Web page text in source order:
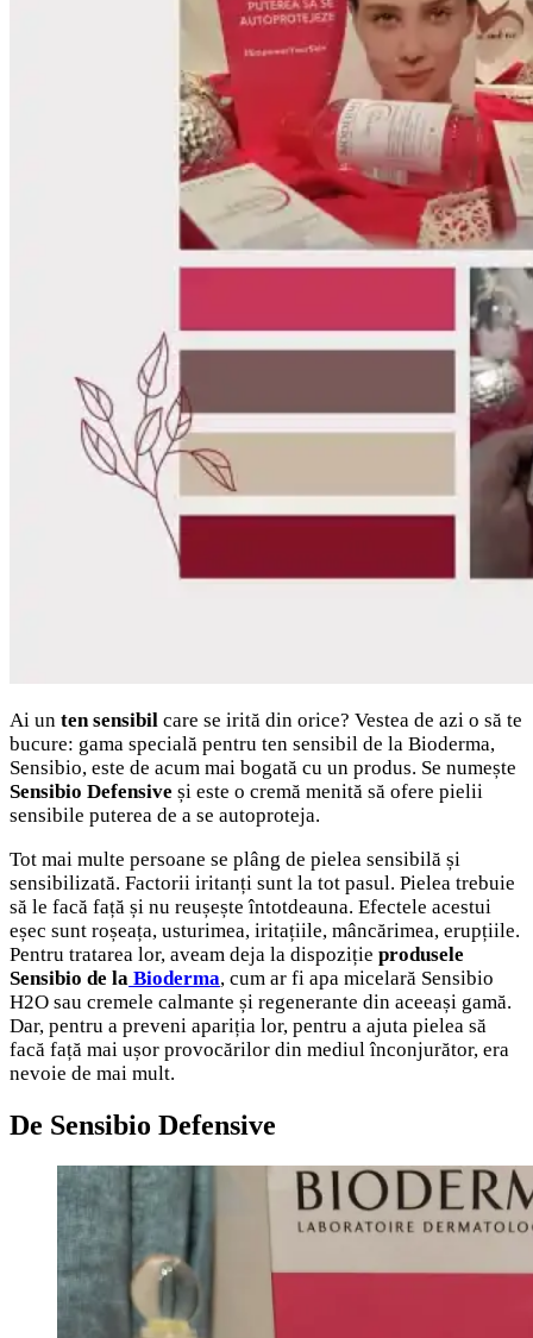
Ai un ten sensibil care se irită din orice? Vestea de azi o să te
bucure: gama specială pentru ten sensibil de la Bioderma,
Sensibio, este de acum mai bogată cu un produs. Se numește
Sensibio Defensive și este o cremă menită să ofere pielii
sensibile puterea de a se autoproteja.
Tot mai multe persoane se plâng de pielea sensibilă și
sensibilizată. Factorii iritanți sunt la tot pasul. Pielea trebuie
să le facă față și nu reușește întotdeauna. Efectele acestui
eșec sunt roșeața, usturimea, iritațiile, mâncărimea, erupțiile.
Pentru tratarea lor, aveam deja la dispoziție produsele
Sensibio de la Bioderma, cum ar fi apa micelară Sensibio
H2O sau cremele calmante și regenerante din aceeași gamă.
Dar, pentru a preveni apariția lor, pentru a ajuta pielea să
facă față mai ușor provocărilor din mediul înconjurător, era
nevoie de mai mult.
De Sensibio Defensive